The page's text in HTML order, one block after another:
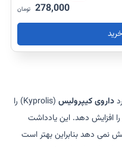
278,000 تومان
داروی کیپرولیس
(Kyprolis) را
افزایش دهد. این یادداشت
نمی دهد بنابراین بهتر است